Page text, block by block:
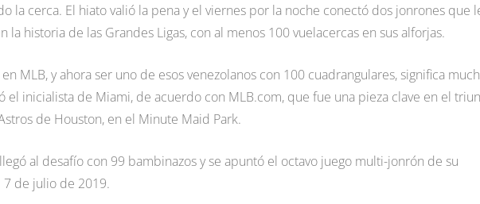
la cerca. El hiato valió la pena y el viernes por la noche conectó dos jonrones que
historia de las Grandes Ligas, con al menos 100 vuelacercas en sus alforjas.
MLB, y ahora ser uno de esos venezolanos con 100 cuadrangulares, significa
el inicialista de Miami, de acuerdo con MLB.com, que fue una pieza clave en el
de Houston, en el Minute Maid Park.
al desafío con 99 bambinazos y se apuntó el octavo juego multi-jonrón de su
de julio de 2019.